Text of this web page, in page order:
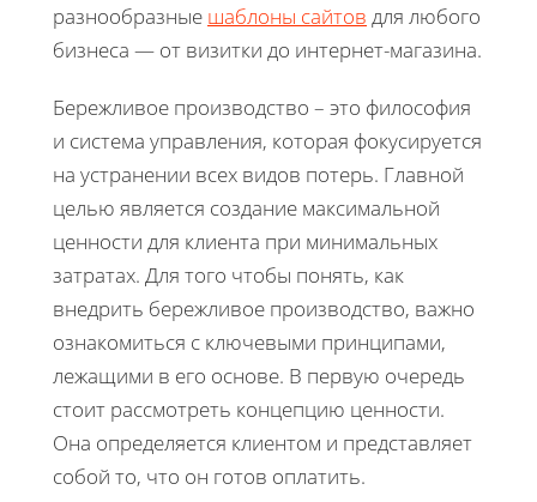
разнообразные шаблоны сайтов для любого
бизнеса — от визитки до интернет-магазина.
Бережливое производство – это философия
и система управления, которая фокусируется
на устранении всех видов потерь. Главной
целью является создание максимальной
ценности для клиента при минимальных
затратах. Для того чтобы понять, как
внедрить бережливое производство, важно
ознакомиться с ключевыми принципами,
лежащими в его основе. В первую очередь
стоит рассмотреть концепцию ценности.
Она определяется клиентом и представляет
собой то, что он готов оплатить.